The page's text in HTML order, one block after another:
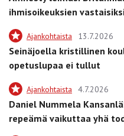
ihmisoikeuksien
Ajankohtaista 13.7.2026
Seinäjoella kristillinen
opetuslupaa ei tullut
Ajankohtaista 4.7.2026
Daniel Nummela
repeämä vaikuttaa yhä